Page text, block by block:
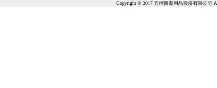
Copyright © 2017 五楠圖書用品股份有限公司